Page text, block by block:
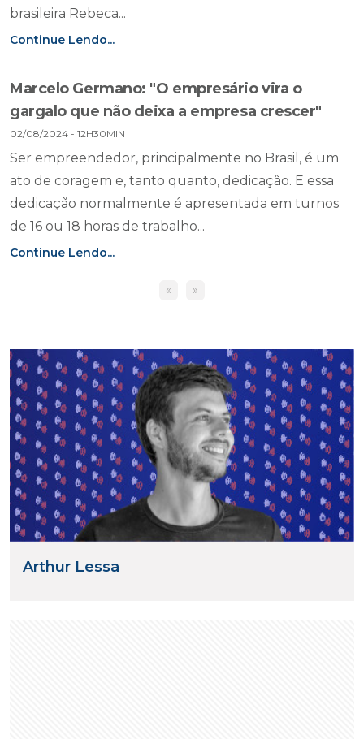
brasileira Rebeca...
Continue Lendo...
Marcelo Germano: "O empresário vira o
gargalo que não deixa a empresa crescer"
02/08/2024 - 12H30MIN
Ser empreendedor, principalmente no Brasil, é um
ato de coragem e, tanto quanto, dedicação. E essa
dedicação normalmente é apresentada em turnos
de 16 ou 18 horas de trabalho...
Continue Lendo...
« »
Arthur Lessa